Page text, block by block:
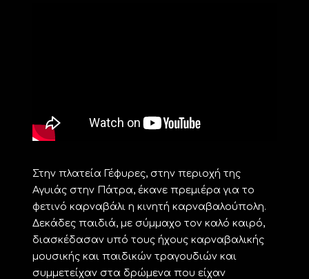
Στην πλατεία Γέφυρες, στην περιοχή της
Αγυιάς στην Πάτρα, έκανε πρεμιέρα για το
φετινό καρναβάλι η κινητή καρναβαλούπολη.
Δεκάδες παιδιά, με σύμμαχο τον καλό καιρό,
διασκέδασαν υπό τους ήχους καρναβαλικής
μουσικής και παιδικών τραγουδιών και
συμμετείχαν στα δρώμενα που είχαν